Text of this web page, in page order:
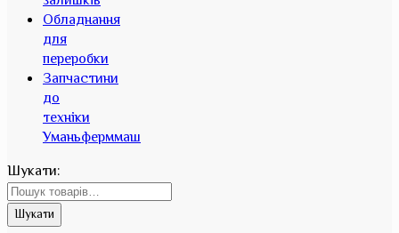
Обладнання
для
переробки
Запчастини
до
техніки
Уманьферммаш
Шукати:
Шукати